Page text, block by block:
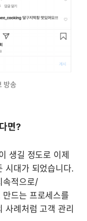
방송
면?
생길 정도로 이제
시대가 되었습니다.
속적으로/
드는 프로세스를
사례처럼 고객 관리